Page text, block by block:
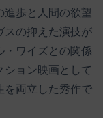
進歩と人間の欲望
スの抑えた演技が
・ワイズとの関係
ション映画として
を両立した秀作で